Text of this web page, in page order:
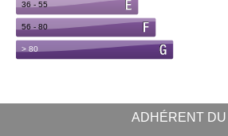
ADHÉRENT DU